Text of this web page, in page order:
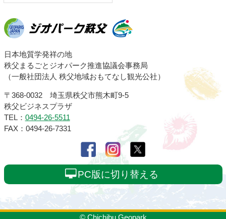
ジオパーク秩父
日本地質学発祥の地
秩父まるごとジオパーク推進協議会事務局
（一般社団法人 秩父地域おもてなし観光公社）
〒368-0032 埼玉県秩父市熊木町9-5
秩父ビジネスプラザ
TEL： 0494-26-5511
FAX：0494-26-7331
PC版に切り替える